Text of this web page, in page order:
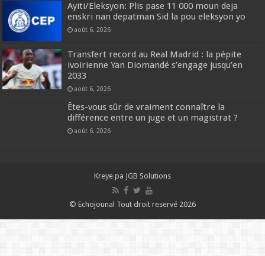
Ayiti/Eleksyon: Plis pase 11 000 moun deja
enskri nan depatman Sid la pou eleksyon yo
août 6, 2026
Transfert record au Real Madrid : la pépite
ivoirienne Yan Diomandé s’engage jusqu’en
2033
août 6, 2026
Êtes-vous sûr de vraiment connaître la
différence entre un juge et un magistrat ?
août 6, 2026
Kreye pa JGB Solutions
© Echojounal Tout droit reservé 2026